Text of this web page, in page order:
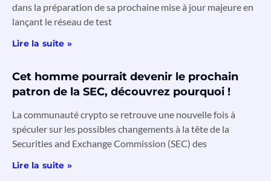
dans la préparation de sa prochaine mise à jour majeure en
lançant le réseau de test
Lire la suite »
Cet homme pourrait devenir le prochain
patron de la SEC, découvrez pourquoi !
La communauté crypto se retrouve une nouvelle fois à
spéculer sur les possibles changements à la tête de la
Securities and Exchange Commission (SEC) des
Lire la suite »